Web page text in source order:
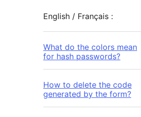
English / Français :
What do the colors mean
for hash passwords?
How to delete the code
generated by the form?